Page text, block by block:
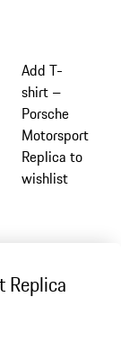
Add T-
shirt –
Porsche
Motorsport
Replica to
wishlist